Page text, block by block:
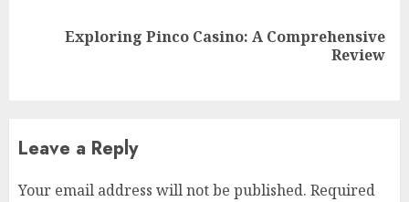
Exploring Pinco Casino: A Comprehensive
Review
Leave a Reply
Your email address will not be published. Required